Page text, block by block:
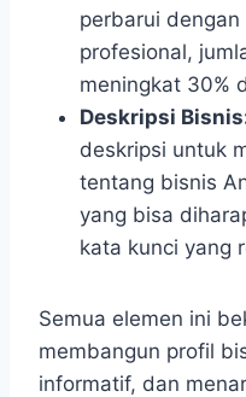
perbarui
profesional,
meningkat 30%
Deskripsi
deskripsi untuk
tentang bisnis
yang bisa
kata kunci yang
Semua elemen ini
membangun profil
informatif, dan